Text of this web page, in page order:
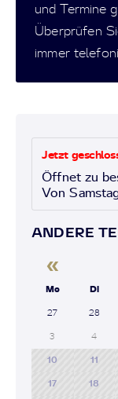
und Termine
Überprüfen
immer
Jetzt
Öffnet zu
Von
ANDERE
«
Mo Di
27 28
3 4
10 11
17 18